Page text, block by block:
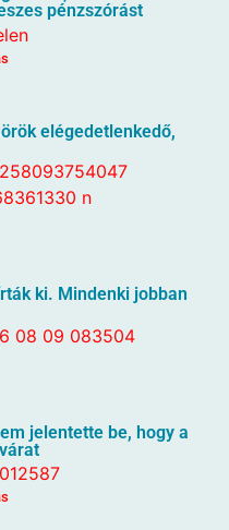
pénzszórást
elégedetlenkedő,
ki. Mindenki jobban
jelentette be, hogy a